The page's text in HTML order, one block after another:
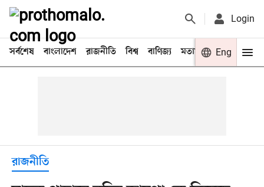
Login
সর্বশেষ বাংলাদেশ রাজনীতি বিশ্ব বাণিজ্য মতামত খেলা
Eng
রাজনীতি